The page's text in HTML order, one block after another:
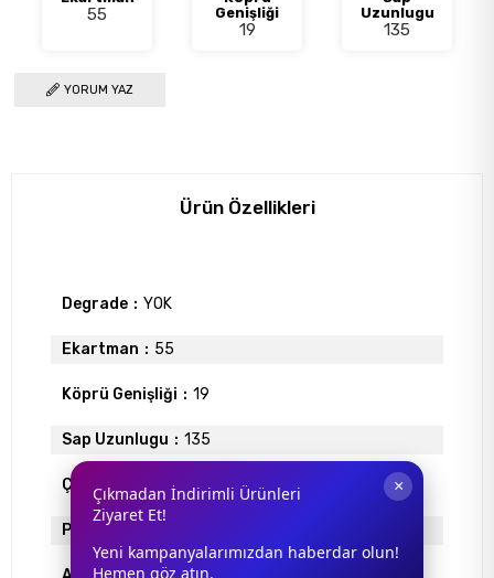
55
Genişliği
19
Uzunlugu
135
YORUM YAZ
Ürün Özellikleri
Degrade YOK
Ekartman 55
Köprü Genişliği 19
Sap Uzunlugu 135
Çerçeve Tipi Geometrik Çerçeve
Polarize
×
Çıkmadan İndirimli Ürünleri
Ziyaret Et!
Yeni kampanyalarımızdan haberdar olun!
Hemen göz atın.